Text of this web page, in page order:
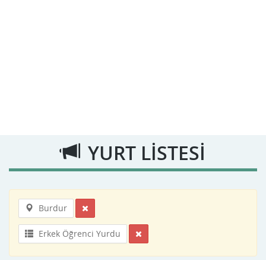
YURT LİSTESİ
Burdur
Erkek Öğrenci Yurdu